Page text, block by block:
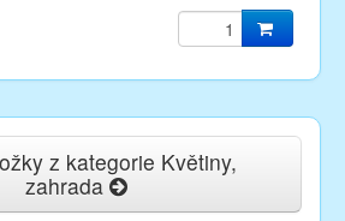
z kategorie Květiny,
zahrada